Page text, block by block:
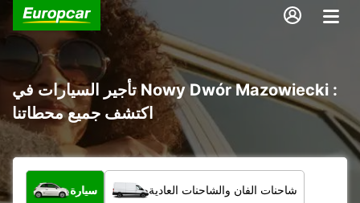
تأجير السيارات في Nowy Dwór Mazowiecki :
اكتشف جميع محطاتنا
ما نوع المركبة؟
سيارة شاحنات الفان والشاحنات العادية